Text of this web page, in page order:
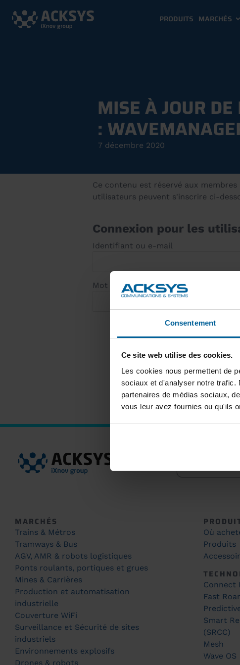
Consentement
Ce site web utilise des cookies.
Les cookies nous permettent de
sociaux et d'analyser notre trafic.
partenaires de médias sociaux,
vous leur avez fournies ou qu'ils
PRODUITS MARCHÉS
MISE À JOUR DE
:
7 décembre 2020
Ce contenu est réservé aux
utilisateurs peuvent s'inscrire ci-
Connexion pour les
Identifiant ou e-mail
Mot de passe
MARCHÉS
Trains & Métros
Tramways & Bus
AGV, AMR & robots logistiques
Ponts roulants, portiques et grues
Mines & Carrières
Production et automatisation
industrielle
Couverture WiFi
Surveillance et Sécurité de sites
industriels
Environnements explosifs
Drones & robots
Où
Produits
Connect
Fast
Smart
(SRCC)
Mesh
Wave OS